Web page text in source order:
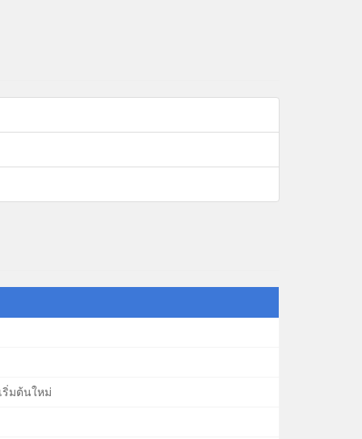
มต้นใหม่